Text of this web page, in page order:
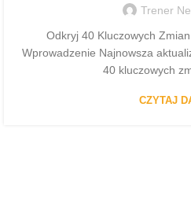
Trener
Odkryj 40 Kluczowych
Wprowadzenie Najnowsza
40 kluczowych
CZYTAJ